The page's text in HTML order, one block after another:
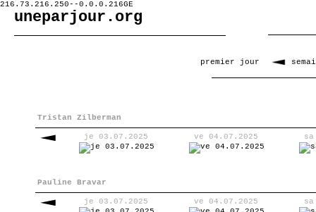
216.73.216.250--0.0.0.216GE
uneparjour.org
premier jour
Tristan Zilberman
je 03.07.2025 ve 04.07.2025
Pauline Bravar
je 03.07.2025 ve 04.07.2025